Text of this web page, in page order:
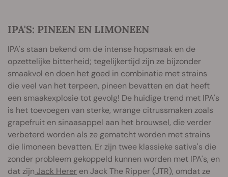
IPA'S: PINEEN EN LIMONEEN
IPA's staan bekend om de intense hopsmaak en de
opzettelijke bitterheid; tegelijkertijd zijn ze bijzonder
smaakvol en doen het goed in combinatie met strains
die veel van het terpeen, pineen bevatten en dat heeft
een smaakexplosie tot gevolg! De huidige trend met IPA's
is het toevoegen van sterke, wrange citrussmaken zoals
grapefruit en sinaasappel aan het brouwsel, die verder
verbeterd worden als ze gematcht worden met strains
die limoneen bevatten. Er zijn twee klassieke sativa's die
zonder probleem gekoppeld kunnen worden met IPA's, en
dat zijn Jack Herer en Jack The Ripper (JTR), omdat ze